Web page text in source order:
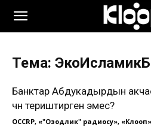
Тема:
Банктар Абдукадырдын
үчүн териштирген эмес?
OCCRP, «"Озодлик" радиосу»,